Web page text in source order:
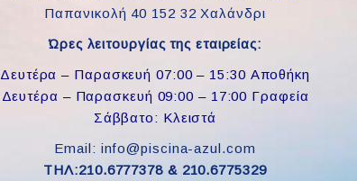
Παπανικολή 40 152 32 Χαλάνδρι
Ώρες λειτουργίας της εταιρείας:
Δευτέρα – Παρασκευή 07:00 – 15:30 Αποθήκη
Δευτέρα – Παρασκευή 09:00 – 17:00 Γραφεία
Σάββατο: Κλειστά
Email: info@piscina-azul.com
ΤΗΛ:210.6777378 & 210.6775329